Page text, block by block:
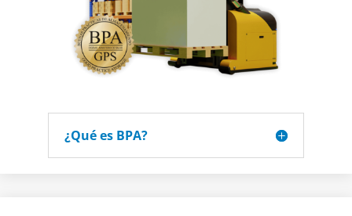
¿Qué es BPA?